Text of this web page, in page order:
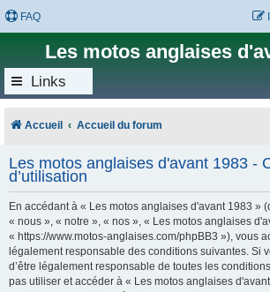
FAQ
Les motos anglaises
Links
Accueil Accueil du forum
Les motos anglaises d'avant 1983 -
d’utilisation
En accédant à « Les motos anglaises d'avant 1983 »
« nous », « notre », « nos », « Les motos anglaises
« https://www.motos-anglaises.com/phpBB3 »), vous
légalement responsable des conditions suivantes. Si
d’être légalement responsable de toutes les
pas utiliser et accéder à « Les motos anglaises